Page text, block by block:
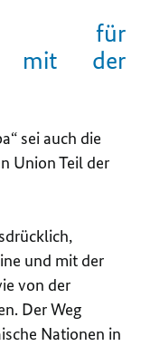
12/13/swgxca-
12/13/swgxca-
für
mit der
sei auch die
Union Teil der
und mit der
von der
Der Weg
Nationen in